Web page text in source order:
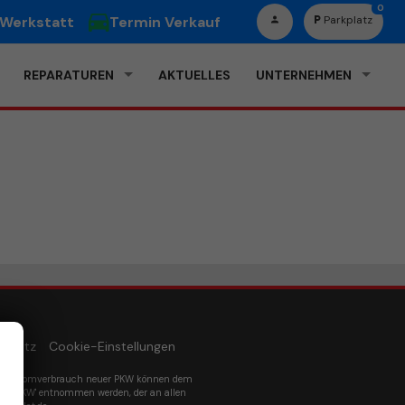
Termin Verkauf Parkplatz
0
REPARATUREN AKTUELLES UNTERNEHMEN
Cookie-Einstellungen
Stromverbrauch neuer PKW können dem
PKW' entnommen werden, der an allen